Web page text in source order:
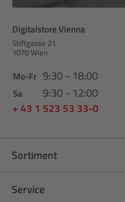
Digitalstore Vienna
Stiftgasse 21
1070 Wien
Mo-Fr 9:30 - 18:00
Sa 9:30 - 12:00
+ 43 1 523 53 33-0
Sortiment
Service